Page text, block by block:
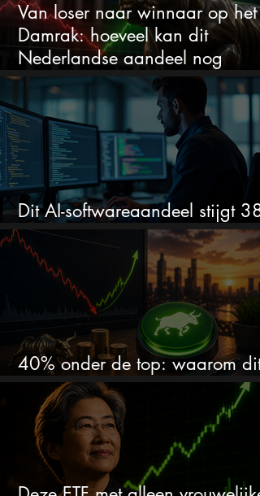
Van loser naar winnaar op het
Damrak: hoeveel kan dit
Nederlandse aandeel nog
stijgen?
Dit AI-softwareaandeel stijgt
en zet de SaaS-crash op zijn
40% onder de top: waarom dit
aandeel weer interessant wordt